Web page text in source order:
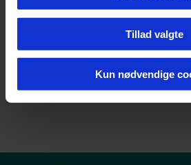
Tillad valgte
Kun nødvendige